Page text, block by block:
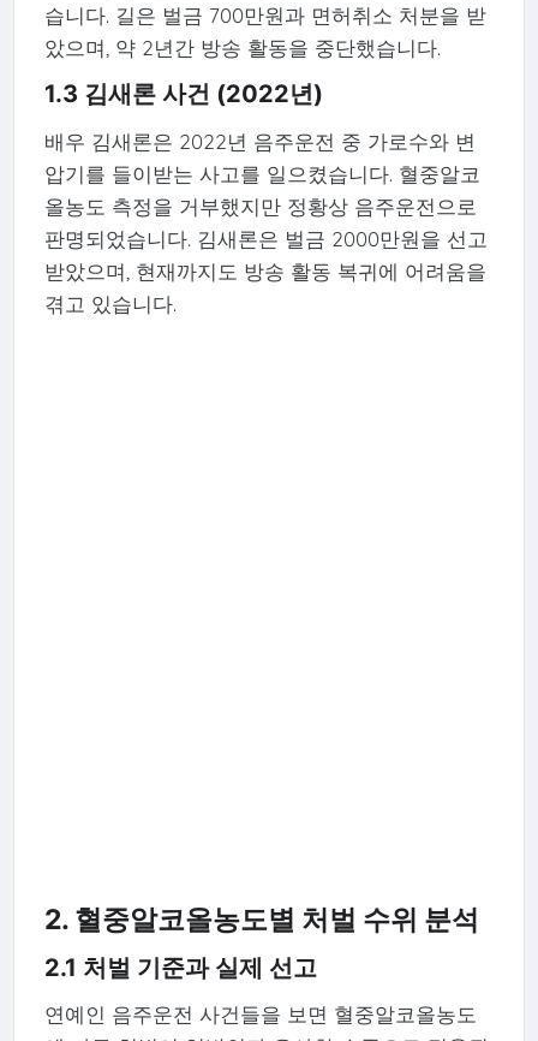
습니다. 길은 벌금 700만원과 면허취소 처분을 받
았으며, 약 2년간 방송 활동을 중단했습니다.
1.3 김새론 사건 (2022년)
배우 김새론은 2022년 음주운전 중 가로수와 변
압기를 들이받는 사고를 일으켰습니다. 혈중알코
올농도 측정을 거부했지만 정황상 음주운전으로
판명되었습니다. 김새론은 벌금 2000만원을 선고
받았으며, 현재까지도 방송 활동 복귀에 어려움을
겪고 있습니다.
2. 혈중알코올농도별 처벌 수위 분석
2.1 처벌 기준과 실제 선고
연예인 음주운전 사건들을 보면 혈중알코올농도